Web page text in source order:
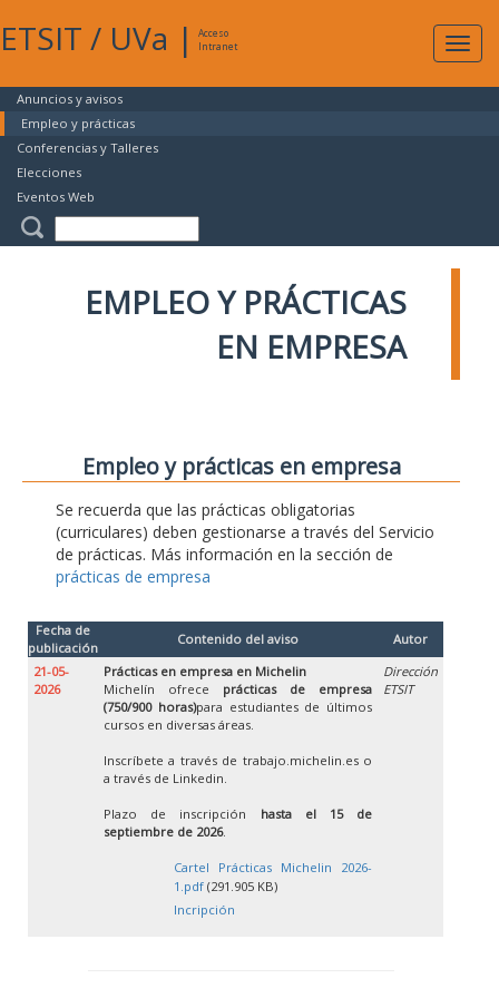
ETSIT / UVa |
Acceso
Intranet
Anuncios y avisos
Empleo y prácticas
Conferencias y Talleres
Elecciones
Eventos Web
EMPLEO Y PRÁCTICAS
EN EMPRESA
Empleo y prácticas en empresa
Se recuerda que las prácticas obligatorias
(curriculares) deben gestionarse a través del Servicio
de prácticas. Más información en la sección de
prácticas de empresa
Fecha de
publicación
Contenido del aviso
Autor
21-05-
2026
Prácticas en empresa en Michelin
Michelín ofrece prácticas de empresa
(750/900 horas)para estudiantes de últimos
cursos en diversas áreas.
Inscríbete a través de trabajo.michelin.es o
a través de Linkedin.
Plazo de inscripción hasta el 15 de
septiembre de 2026.
Cartel Prácticas Michelin 2026-
1.pdf (291.905 KB)
Incripción
Dirección
ETSIT